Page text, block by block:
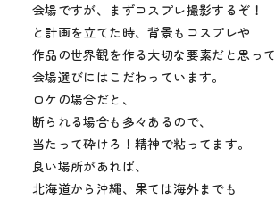
会場ですが、まずコスプレ撮影するぞ！
と計画を立てた時、背景もコスプレや
作品の世界観を作る大切な要素だと思って
会場選びにはこだわっています。
ロケの場合だと、
断られる場合も多々あるので、
当たって砕けろ！精神で粘ってます。
良い場所があれば、
北海道から沖縄、果ては海外までも